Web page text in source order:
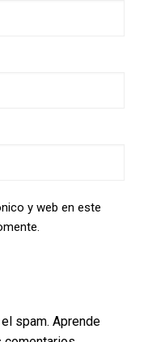
y web en este
spam. Aprende